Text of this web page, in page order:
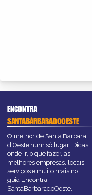
ENCONTRA
SANTABÁRBARADOOESTE
O melhor de Santa Bárbara
d’Oeste num só lugar! Dicas,
onde ir, o que fazer, as
melhores empresas, locais,
serviços e muito mais no
guia Encontra
SantaBárbaradoOeste.